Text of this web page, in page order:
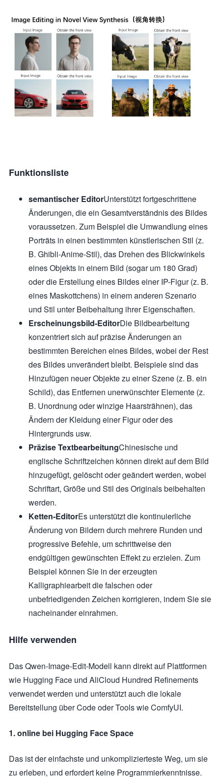
Funktionsliste
semantischer EditorUnterstützt fortgeschrittene
Änderungen, die ein Gesamtverständnis des Bildes
voraussetzen. Zum Beispiel die Umwandlung eines
Porträts in einen bestimmten künstlerischen Stil (z.
B. Ghibli-Anime-Stil), das Drehen des Blickwinkels
eines Objekts in einem Bild (sogar um 180 Grad)
oder die Erstellung eines Bildes einer IP-Figur (z. B.
eines Maskottchens) in einem anderen Szenario
und Stil unter Beibehaltung ihrer Eigenschaften.
Erscheinungsbild-EditorDie Bildbearbeitung
konzentriert sich auf präzise Änderungen an
bestimmten Bereichen eines Bildes, wobei der Rest
des Bildes unverändert bleibt. Beispiele sind das
Hinzufügen neuer Objekte zu einer Szene (z. B. ein
Schild), das Entfernen unerwünschter Elemente (z.
B. Unordnung oder winzige Haarsträhnen), das
Ändern der Kleidung einer Figur oder des
Hintergrunds usw.
Präzise TextbearbeitungChinesische und
englische Schriftzeichen können direkt auf dem Bild
hinzugefügt, gelöscht oder geändert werden, wobei
Schriftart, Größe und Stil des Originals beibehalten
werden.
Ketten-EditorEs unterstützt die kontinuierliche
Änderung von Bildern durch mehrere Runden und
progressive Befehle, um schrittweise den
endgültigen gewünschten Effekt zu erzielen. Zum
Beispiel können Sie in der erzeugten
Kalligraphiearbeit die falschen oder
unbefriedigenden Zeichen korrigieren, indem Sie sie
nacheinander einrahmen.
Hilfe verwenden
Das Qwen-Image-Edit-Modell kann direkt auf Plattformen
wie Hugging Face und AliCloud Hundred Refinements
verwendet werden und unterstützt auch die lokale
Bereitstellung über Code oder Tools wie ComfyUI.
1. online bei Hugging Face Space
Das ist der einfachste und unkomplizierteste Weg, um sie
zu erleben, und erfordert keine Programmierkenntnisse.